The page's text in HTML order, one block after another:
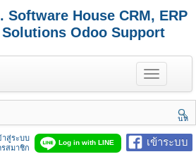
Software House CRM, ERP
Solutions Odoo Support
T
o
g
e
n
a
นห
า
เข้าระบบ
Log in with LINE
าสู่ระบบ
สมาชิก